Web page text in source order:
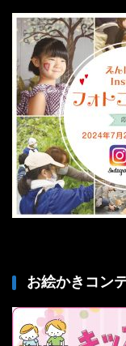
お絵かきコン